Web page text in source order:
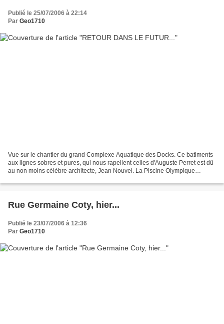
Publié le 25/07/2006 à 22:14
Par Geo1710
Vue sur le chantier du grand Complexe Aquatique des Docks. Ce batiments
aux lignes sobres et pures, qui nous rapellent celles d'Auguste Perret est dû
au non moins célèbre architecte, Jean Nouvel. La Piscine Olympique
Rue Germaine Coty, hier...
Publié le 23/07/2006 à 12:36
Par Geo1710